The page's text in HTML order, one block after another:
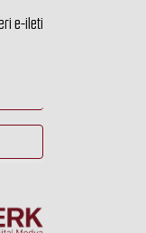
e-ileti